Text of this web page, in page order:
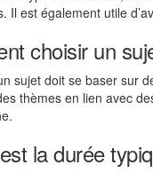
Il est également utile
choisir un
sujet doit se baser sur
thèmes en lien avec
la durée